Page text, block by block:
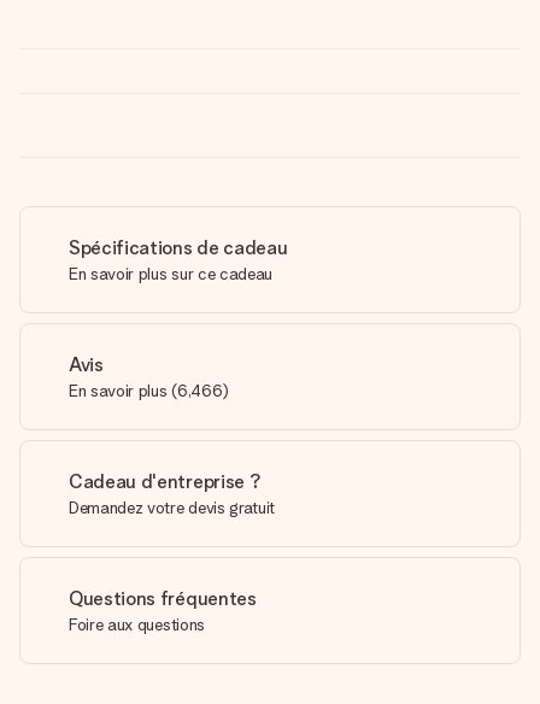
Spécifications de cadeau
En savoir plus sur ce cadeau
Avis
En savoir plus (6,466)
Cadeau d'entreprise ?
Demandez votre devis gratuit
Questions fréquentes
Foire aux questions